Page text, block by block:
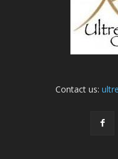
Contact us: